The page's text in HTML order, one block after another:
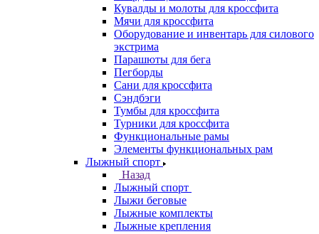
Кувалды и молоты для кроссфита
Мячи для кроссфита
Оборудование и инвентарь для силового
экстрима
Парашюты для бега
Пегборды
Сани для кроссфита
Сэндбэги
Тумбы для кроссфита
Турники для кроссфита
Функциональные рамы
Элементы функциональных рам
Лыжный спорт
Назад
Лыжный спорт
Лыжи беговые
Лыжные комплекты
Лыжные крепления